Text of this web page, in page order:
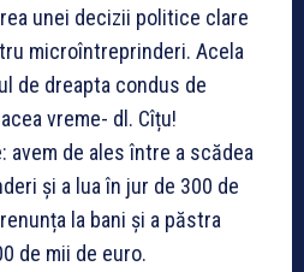
unei decizii politice clare
microîntreprinderi. Acela
de dreapta condus de
vreme- dl. Cîțu!
avem de ales între a scădea
și a lua în jur de 300 de
la bani și a păstra
de mii de euro.